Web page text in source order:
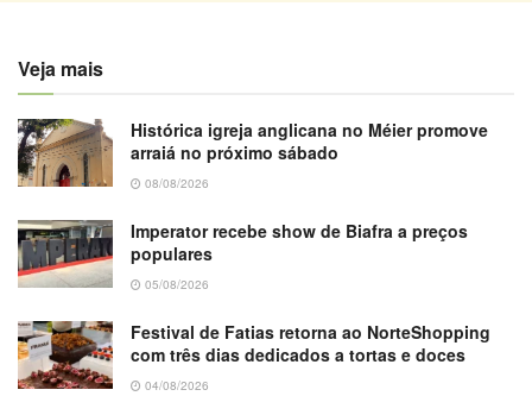
Veja mais
Histórica igreja anglicana no Méier promove
arraiá no próximo sábado
08/08/2026
Imperator recebe show de Biafra a preços
populares
05/08/2026
Festival de Fatias retorna ao NorteShopping
com três dias dedicados a tortas e doces
04/08/2026